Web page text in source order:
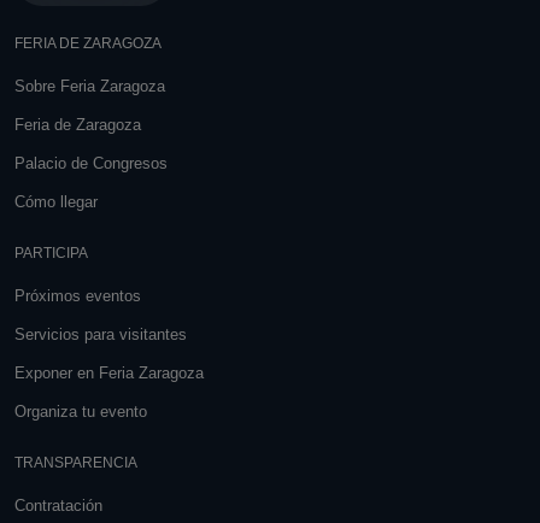
FERIA DE ZARAGOZA
Sobre Feria Zaragoza
Feria de Zaragoza
Palacio de Congresos
Cómo llegar
PARTICIPA
Próximos eventos
Servicios para visitantes
Exponer en Feria Zaragoza
Organiza tu evento
TRANSPARENCIA
Contratación